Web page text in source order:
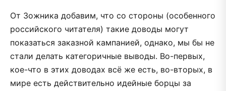
От Зожника добавим, что со стороны (особенного
российского читателя) такие доводы могут
показаться заказной кампанией, однако, мы бы не
стали делать категоричные выводы. Во-первых,
кое-что в этих доводах всё же есть, во-вторых, в
мире есть действительно идейные борцы за